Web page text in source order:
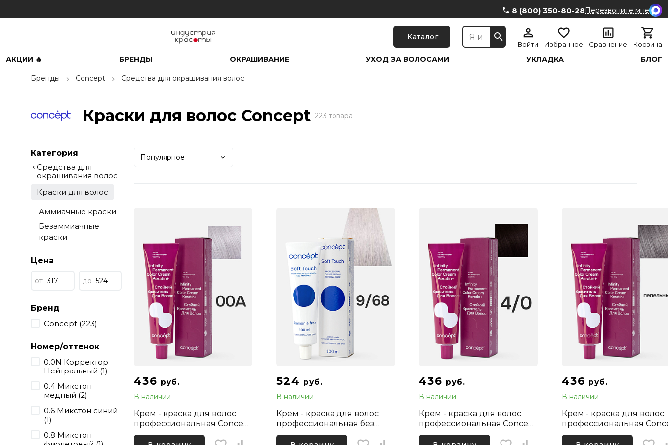
8 (800) 350-80-28Перезвоните мне
Каталог
Войти Избранное Сравнение Корзина
АКЦИИ 🔥 БРЕНДЫ ОКРАШИВАНИЕ УХОД ЗА ВОЛОСАМИ УКЛАДКА БЛОГ
Бренды Concept Средства для окрашивания волос
Краски для волос Concept 223 товара
Категория
Средства для
окрашивания волос
Краски для волос
Аммиачные краски
Безаммиачные
краски
Цена
от до
Бренд
Concept (223)
Номер/оттенок
0.0N Корректор
Нейтральный (1)
0.4 Микстон
медный (2)
0.6 Микстон синий
(1)
0.8 Микстон
Популярное
436 руб.
В наличии
Крем - краска для волос
профессиональная Concept
Infinity 0/00A Корректор
Щелочной, 100 мл
524 руб.
В наличии
Крем - краска для волос
профессиональная без
аммиака Concept Soft
Touch 9.68 Блонд
436 руб.
В наличии
Крем - краска для волос
профессиональная Concept
Infinity 4/0 Каштановый
Натуральный, 100 мл
436 руб.
В наличии
Крем - краска для волос
профессиональная
Infinity Микстон
100 мл